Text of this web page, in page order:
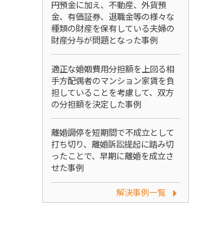
円預金に加え、不動産、外貨預
金、有価証券、退職金等の様々な
種類の財産を保有している夫婦の
財産分与が問題となった事例
適正な婚姻費用分担額を上回る相
手方配偶者のマンション家賃を負
担していることを考慮して、双方
の分担額を決定した事例
離婚調停を短期間で不成立として
打ち切り、離婚訴訟提起に踏み切
ったことで、早期に離婚を成立さ
せた事例
解決事例一覧